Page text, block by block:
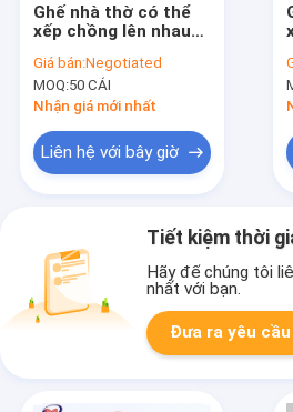
Ghế nhà thờ có thể
xếp chồng lên nhau
nệm tùy chỉnh 7KG
Giá bán:Negotiated
MOQ:50 CÁI
Nhận giá mới nhất
Liên hệ với bây giờ
Tiết kiệm thời
Hãy để chúng tôi
nhất với bạn.
Đưa ra yêu